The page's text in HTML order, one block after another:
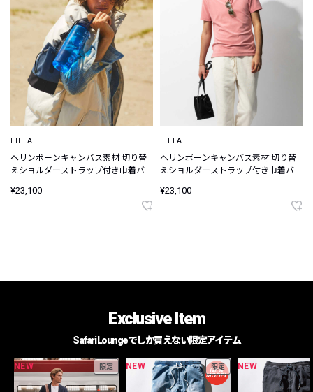
ETELA
ヘリンボーンキャンバス素材 切り替
えショルダーストラップ付き巾着バッ
¥23,100
ETELA
ヘリンボーンキャンバス素材 切り替
えショルダーストラップ付き巾着バッ
¥23,100
Exclusive Item
Safari Loungeでしか買えない限定アイテム
NEW 限定 NEW 限定 NEW